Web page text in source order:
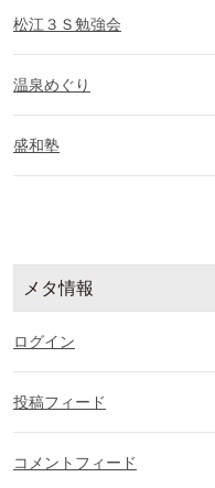
松江３Ｓ勉強会
温泉めぐり
盛和塾
メタ情報
ログイン
投稿フィード
コメントフィード